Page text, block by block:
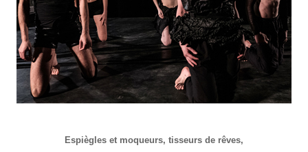
Espiègles et moqueurs, tisseurs de rêves,